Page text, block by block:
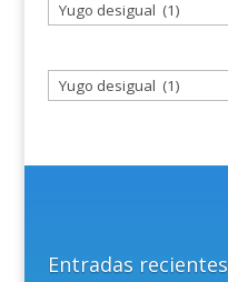
Seleccione
un
Entradas recientes